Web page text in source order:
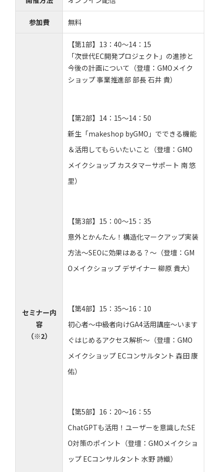
参加費 無料
セミナー内
容
（※2）
【第1部】13：40～14：15
「次世代EC開発プロジェクト」の進捗と
今後の計画について（登壇：GMOメイク
ショップ 事業推進部 部長 石井 貴）
【第2部】14：15～14：50
新生「makeshop byGMO」でできる機能
＆活用してもらいたいこと（登壇：GMO
メイクショップ カスタマーサポート 南 悠
里）
【第3部】15：00～15：35
意外とかんたん！構造化マークアップ実装
方法〜SEOに効果はある？〜（登壇：GM
Oメイクショップ デザイナー 柳原 貴大）
【第4部】15：35～16：10
初心者～中級者向けGA4活用講座～います
ぐはじめるアクセス解析～（登壇：GMO
メイクショップ ECコンサルタント 森田 康
佑）
【第5部】16：20～16：55
ChatGPTも活用！ユーザーを意識したSE
O対策のポイント（登壇：GMOメイクショ
ップ ECコンサルタント 水野 詩織）